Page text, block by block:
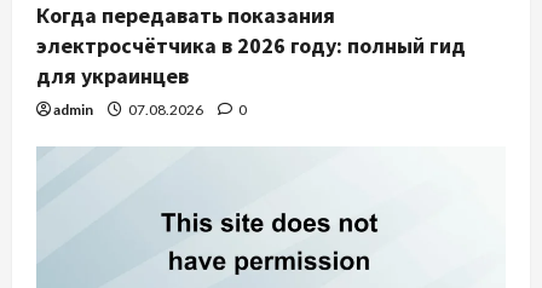
Когда передавать показания
электросчётчика в 2026 году: полный гид
для украинцев
admin 07.08.2026 0